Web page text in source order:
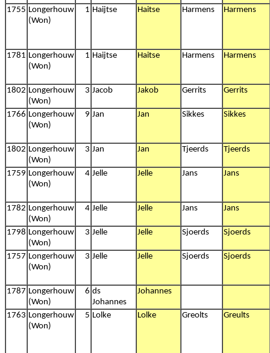
1755 Longerhouw
(Won)
1 Haijtse Haitse Harmens Harmens
1781 Longerhouw
(Won)
1 Haijtse Haitse Harmens Harmens
1802 Longerhouw
(Won)
3 Jacob Jakob Gerrits Gerrits
1766 Longerhouw
(Won)
9 Jan Jan Sikkes Sikkes
1802 Longerhouw
(Won)
3 Jan Jan Tjeerds Tjeerds
1759 Longerhouw
(Won)
4 Jelle Jelle Jans Jans
1782 Longerhouw
(Won)
4 Jelle Jelle Jans Jans
1798 Longerhouw
(Won)
3 Jelle Jelle Sjoerds Sjoerds
1757 Longerhouw
(Won)
3 Jelle Jelle Sjoerds Sjoerds
1787 Longerhouw
(Won)
6 ds
Johannes
Johannes
1763 Longerhouw
(Won)
5 Lolke Lolke Greolts Greults